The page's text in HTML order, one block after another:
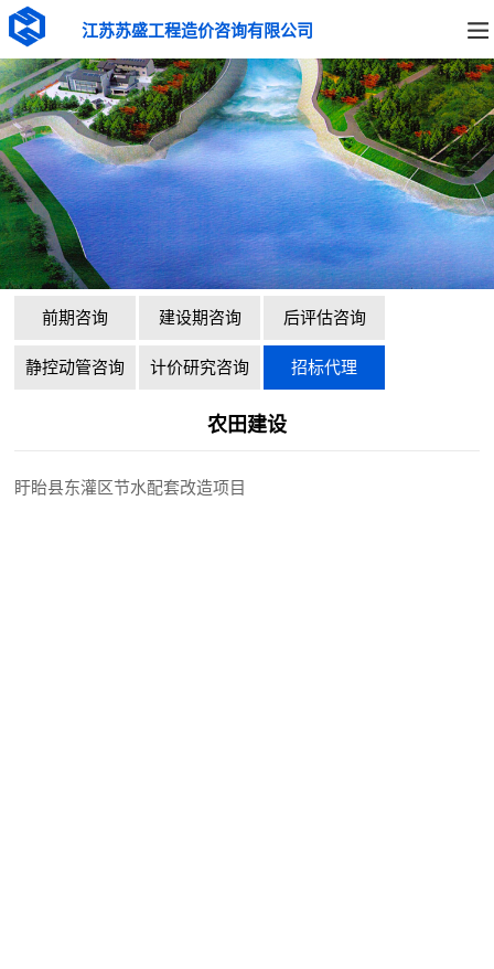
江苏苏盛工程造价咨询有限公司
前期咨询 建设期咨询 后评估咨询
静控动管咨询 计价研究咨询 招标代理
农田建设
盱眙县东灌区节水配套改造项目